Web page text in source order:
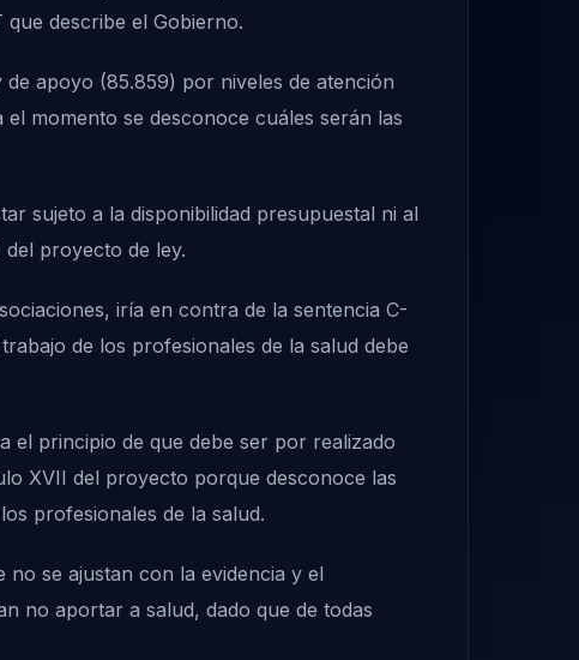
describe el Gobierno.
apoyo (85.859) por niveles de atención
momento se desconoce cuáles serán las
sujeto a la disponibilidad presupuestal ni al
proyecto de ley.
iría en contra de la sentencia C-
de los profesionales de la salud debe
el principio de que debe ser por realizado
XVII del proyecto porque desconoce las
profesionales de la salud.
se ajustan con la evidencia y el
no aportar a salud, dado que de todas